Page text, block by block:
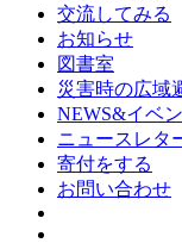
交流してみる
お知らせ
図書室
災害時の広域
NEWS&イベ
ニュースレタ
寄付をする
お問い合わせ